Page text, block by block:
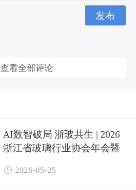
查看全部评论
AI数智破局 浙玻共生 | 2026
浙江省玻璃行业协会年会暨
办
 2026-05-25